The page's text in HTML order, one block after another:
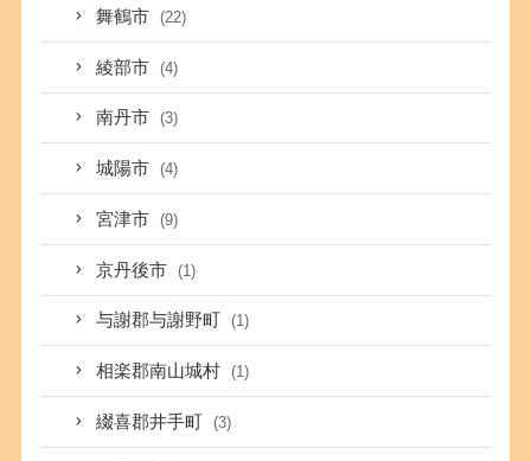
舞鶴市 (22)
綾部市 (4)
南丹市 (3)
城陽市 (4)
宮津市 (9)
京丹後市 (1)
与謝郡与謝野町 (1)
相楽郡南山城村 (1)
綴喜郡井手町 (3)